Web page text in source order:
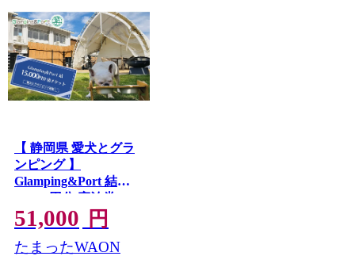
【 静岡県 愛犬とグラ
ンピング 】
Glamping&Port 結
15,000円分 宿泊券
BBQ テント 一棟貸し
アウトドア ドッグラ
ン付き
51,000 円
たまったWAON